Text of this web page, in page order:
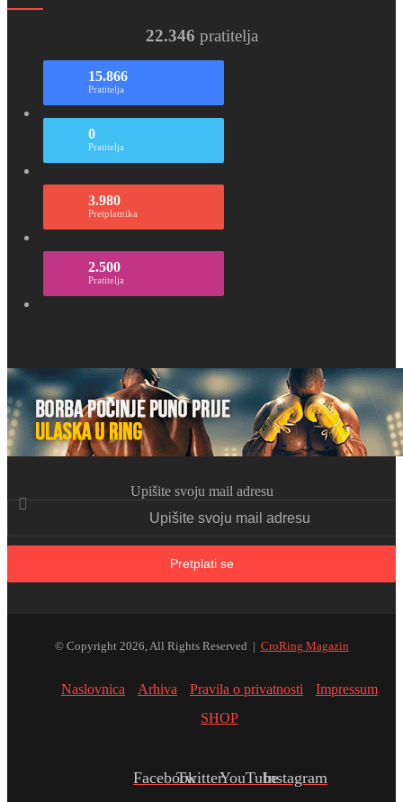
22.346 pratitelja
15.866
Pratitelja
0
Pratitelja
3.980
Pretplatnika
2.500
Pratitelja
Upišite svoju mail adresu
© Copyright 2026, All Rights Reserved | CroRing Magazin
Naslovnica Arhiva Pravila o privatnosti
Impressum
SHOP
FacebookTwitterYouTubeInstagram